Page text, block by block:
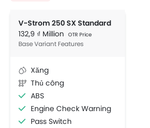
V-Strom 250 SX Standard
132,9 ₫ Million OTR Price
Base Variant Features
Xăng
Thủ công
ABS
Engine Check Warning
Pass Switch